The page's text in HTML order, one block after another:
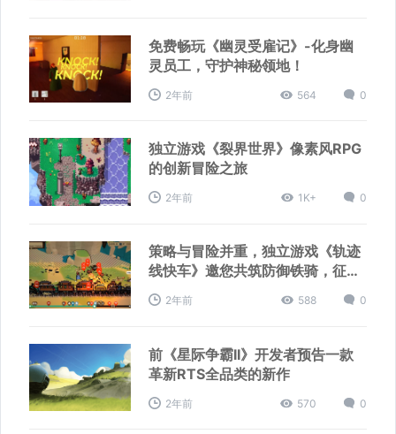
免费畅玩《幽灵受雇记》-化身幽
灵员工，守护神秘领地！
2年前 564 0
独立游戏《裂界世界》像素风RPG
的创新冒险之旅
2年前 1K+ 0
策略与冒险并重，独立游戏《轨迹
线快车》邀您共筑防御铁骑，征服
荒野之旅！
2年前 588 0
前《星际争霸II》开发者预告一款
革新RTS全品类的新作
2年前 570 0